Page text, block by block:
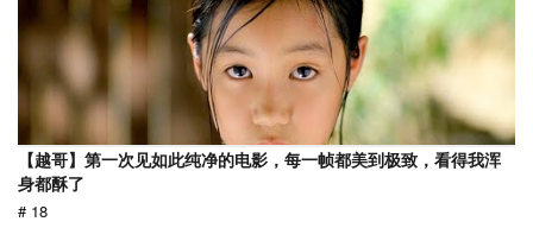
【越哥】第一次见如此纯净的电影，每一帧都美到极致，看得我浑
身都酥了
# 18